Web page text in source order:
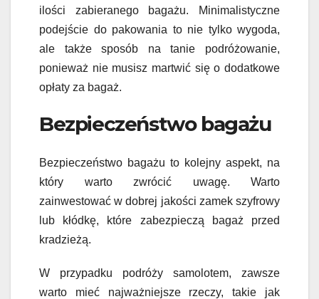
ilości zabieranego bagażu. Minimalistyczne
podejście do pakowania to nie tylko wygoda,
ale także sposób na tanie podróżowanie,
ponieważ nie musisz martwić się o dodatkowe
opłaty za bagaż.
Bezpieczeństwo bagażu
Bezpieczeństwo bagażu to kolejny aspekt, na
który warto zwrócić uwagę. Warto
zainwestować w dobrej jakości zamek szyfrowy
lub kłódkę, które zabezpieczą bagaż przed
kradzieżą.
W przypadku podróży samolotem, zawsze
warto mieć najważniejsze rzeczy, takie jak